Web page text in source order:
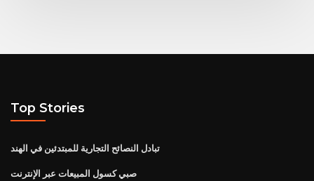
Top Stories
تبادل النصائح التجارية للمبتدئين في الهند
صبي كسول المبيعات عبر الإنترنت